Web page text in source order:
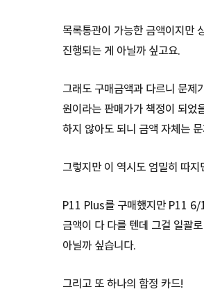
목록통관이 가능한 금액이지만
진행되는 게 아닐까 싶고요.
그래도 구매금액과 다르니 문제
원이라는 판매가가 책정이 되었
하지 않아도 되니 금액 자체는
그렇지만 이 역시도 엄밀히 따
P11 Plus를 구매했지만 P11 6/
금액이 다 다를 텐데 그걸 일괄
아닐까 싶습니다.
그리고 또 하나의 함정 카드!